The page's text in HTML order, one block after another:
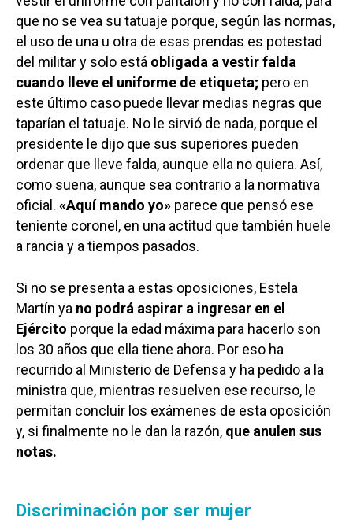
que no se vea su tatuaje porque, según las normas,
el uso de una u otra de esas prendas es potestad
del militar y solo está obligada a vestir falda
cuando lleve el uniforme de etiqueta; pero en
este último caso puede llevar medias negras que
taparían el tatuaje. No le sirvió de nada, porque el
presidente le dijo que sus superiores pueden
ordenar que lleve falda, aunque ella no quiera. Así,
como suena, aunque sea contrario a la normativa
oficial. «Aquí mando yo» parece que pensó ese
teniente coronel, en una actitud que también huele
a rancia y a tiempos pasados.
Si no se presenta a estas oposiciones, Estela
Martín ya no podrá aspirar a ingresar en el
Ejército porque la edad máxima para hacerlo son
los 30 años que ella tiene ahora. Por eso ha
recurrido al Ministerio de Defensa y ha pedido a la
ministra que, mientras resuelven ese recurso, le
permitan concluir los exámenes de esta oposición
y, si finalmente no le dan la razón, que anulen sus
notas.
Discriminación por ser mujer